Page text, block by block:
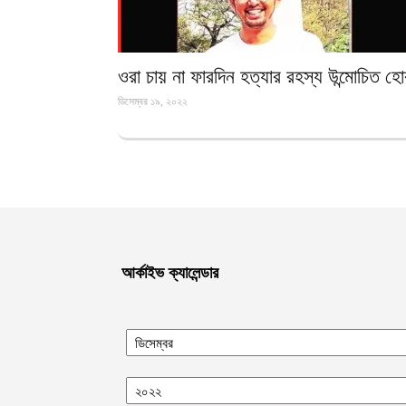
ওরা চায় না ফারদিন হত্যার রহস্য উন্মোচিত
ডিসেম্বর ১৯, ২০২২
আর্কাইভ ক্যালেন্ডার